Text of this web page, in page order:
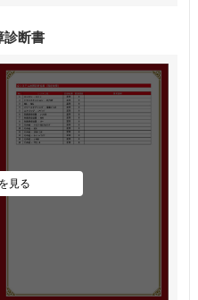
診断書
見る